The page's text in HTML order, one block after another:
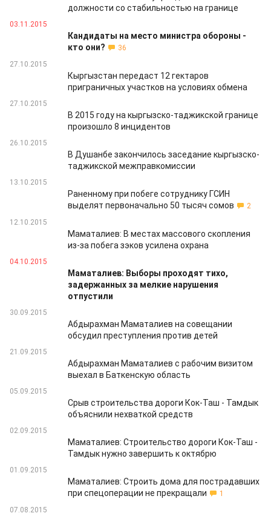
должности со стабильностью на границе
03.11.2015
Кандидаты на место министра обороны -
кто они?
36
27.10.2015
Кыргызстан передаст 12 гектаров
приграничных участков на условиях обмена
27.10.2015
В 2015 году на кыргызско-таджикской границе
произошло 8 инцидентов
26.10.2015
В Душанбе закончилось заседание кыргызско-
таджикской межправкомиссии
13.10.2015
Раненному при побеге сотруднику ГСИН
выделят первоначально 50 тысяч сомов
2
12.10.2015
Маматалиев: В местах массового скопления
из-за побега зэков усилена охрана
04.10.2015
Маматалиев: Выборы проходят тихо,
задержанных за мелкие нарушения
отпустили
30.09.2015
Абдырахман Маматалиев на совещании
обсудил преступления против детей
21.09.2015
Абдырахман Маматалиев с рабочим визитом
выехал в Баткенскую область
05.09.2015
Срыв строительства дороги Кок-Таш - Тамдык
объяснили нехваткой средств
02.09.2015
Маматалиев: Строительство дороги Кок-Таш -
Тамдык нужно завершить к октябрю
01.09.2015
Маматалиев: Строить дома для пострадавших
при спецоперации не прекращали
1
07.08.2015